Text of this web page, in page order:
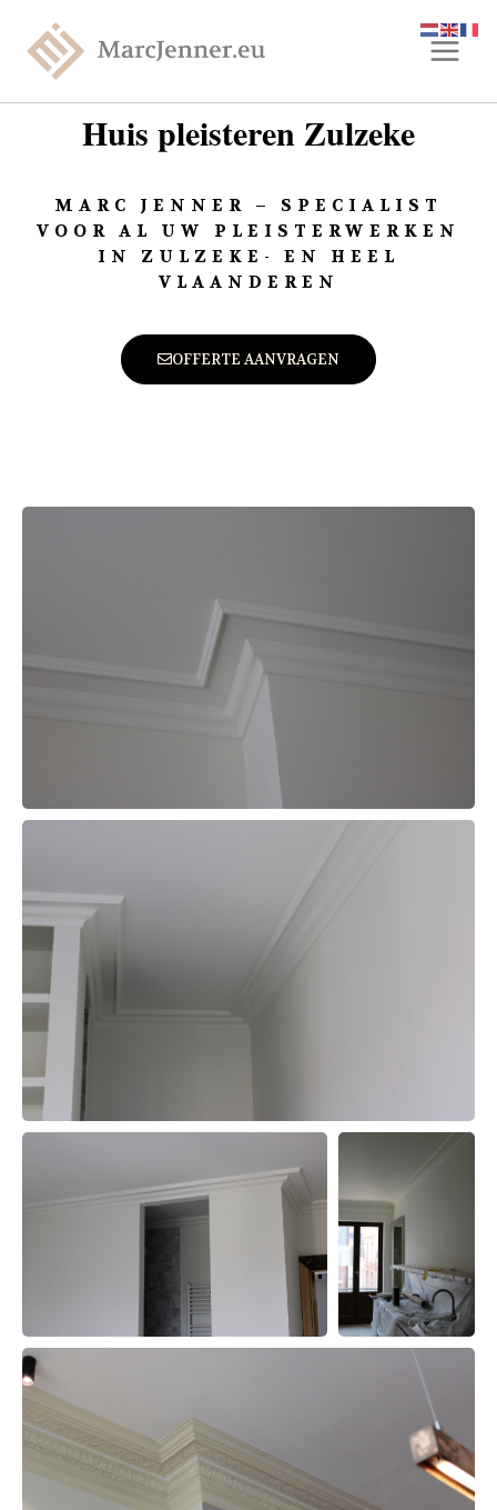
Huis pleisteren Zulzeke
MARC JENNER – SPECIALIST
VOOR AL UW PLEISTERWERKEN
IN ZULZEKE- EN HEEL
VLAANDEREN
OFFERTE AANVRAGEN